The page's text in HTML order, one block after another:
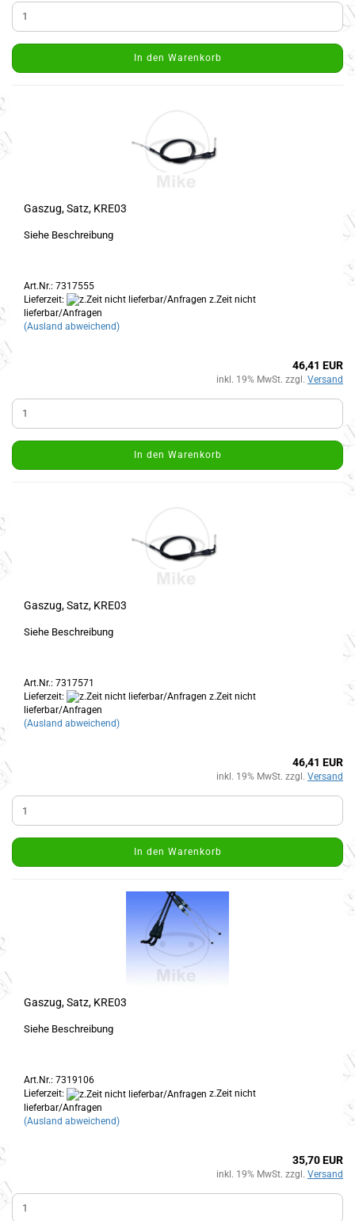
In den Warenkorb
Gaszug, Satz, KRE03
Siehe Beschreibung
Art.Nr.: 7317555
Lieferzeit:
z.Zeit nicht
lieferbar/Anfragen
(Ausland abweichend)
46,41 EUR
inkl. 19% MwSt. zzgl. Versand
In den Warenkorb
Gaszug, Satz, KRE03
Siehe Beschreibung
Art.Nr.: 7317571
Lieferzeit:
z.Zeit nicht
lieferbar/Anfragen
(Ausland abweichend)
46,41 EUR
inkl. 19% MwSt. zzgl. Versand
In den Warenkorb
Gaszug, Satz, KRE03
Siehe Beschreibung
Art.Nr.: 7319106
Lieferzeit:
z.Zeit nicht
lieferbar/Anfragen
(Ausland abweichend)
35,70 EUR
inkl. 19% MwSt. zzgl. Versand